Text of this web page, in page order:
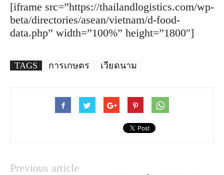
[iframe src=”https://thailandlogistics.com/wp-
beta/directories/asean/vietnam/d-food-
data.php” width=”100%” height=”1800″]
TAGS การเกษตร เวียดนาม
Previous article